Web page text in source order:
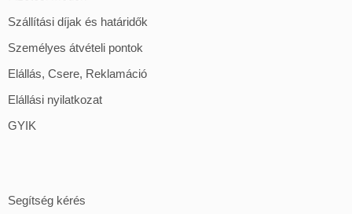
Szállítási díjak és határidők
Személyes átvételi pontok
Elállás, Csere, Reklamáció
Elállási nyilatkozat
GYIK
Segítség kérés